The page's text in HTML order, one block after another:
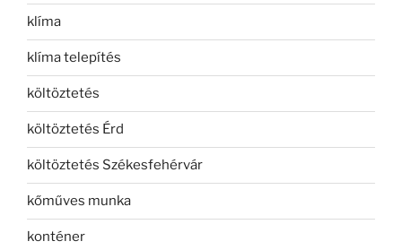
klíma
klíma telepítés
költöztetés
költöztetés Érd
költöztetés Székesfehérvár
kőműves munka
konténer